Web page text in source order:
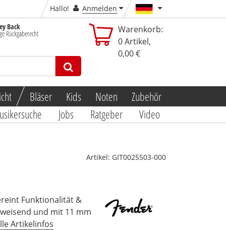
Hallo!
Anmelden
Back
Rückgaberecht
Warenkorb:
0 Artikel,
0,00 €
Bläser Kids Noten
Zubehör
Jobs Ratgeber Video
Artikel: GIT0025503-000
Funktionalität &
und mit 11 mm
Artikelinfos